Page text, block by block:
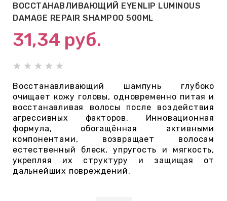
ПАТЧИ
ВОССТАНАВЛИВАЮЩИЙ EYENLIP LUMINOUS
DAMAGE REPAIR SHAMPOO 500ML
31,34 руб.
Восстанавливающий шампунь глубоко
очищает кожу головы, одновременно питая и
восстанавливая волосы после воздействия
агрессивных факторов. Инновационная
формула, обогащённая активными
компонентами, возвращает волосам
естественный блеск, упругость и мягкость,
укрепляя их структуру и защищая от
дальнейших повреждений.